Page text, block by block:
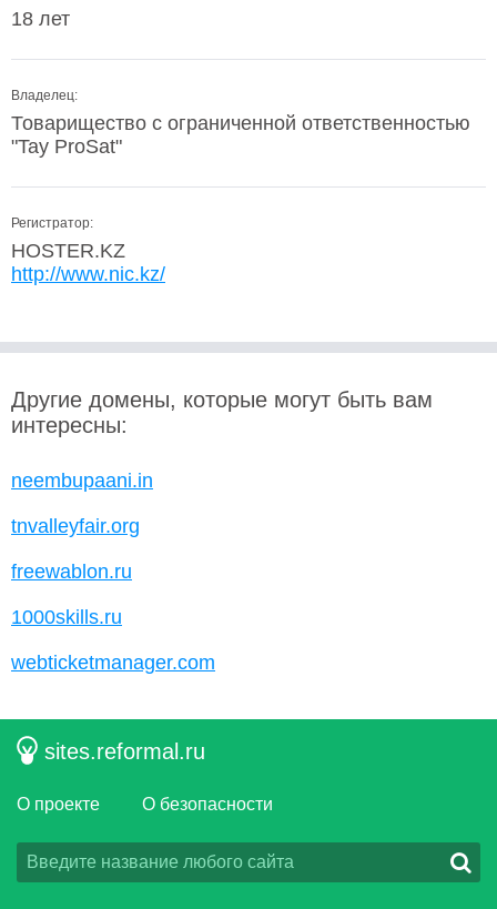
18 лет
Владелец:
Товарищество с ограниченной ответственностью
"Tay ProSat"
Регистратор:
HOSTER.KZ
http://www.nic.kz/
Другие домены, которые могут быть вам
интересны:
neembupaani.in
tnvalleyfair.org
freewablon.ru
1000skills.ru
webticketmanager.com
sites.reformal.ru
О проекте О безопасности